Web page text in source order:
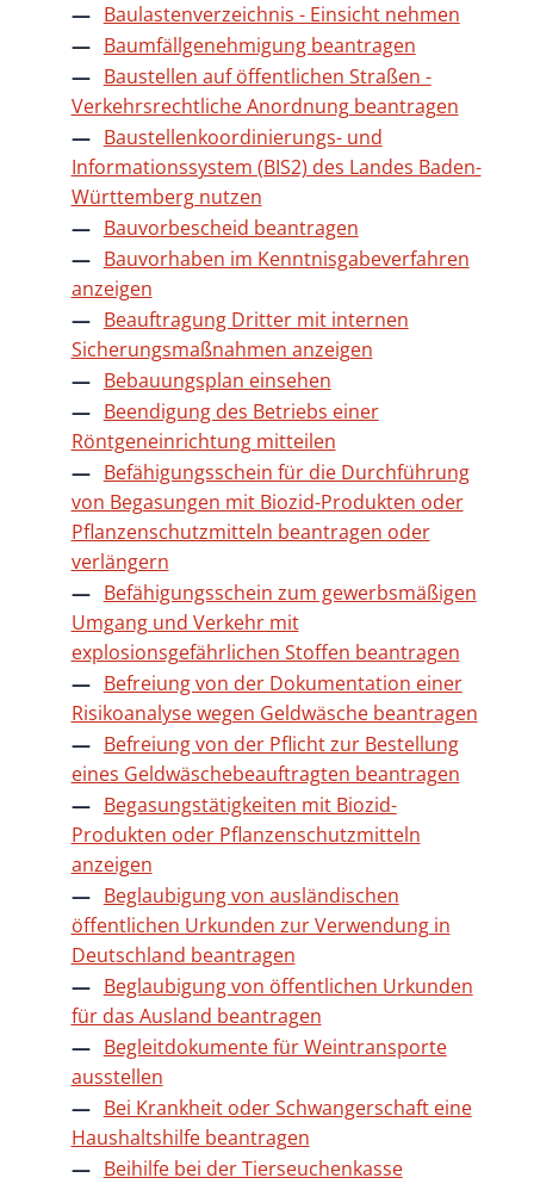
Baulastenverzeichnis - Einsicht nehmen
Baumfällgenehmigung beantragen
Baustellen auf öffentlichen Straßen -
Verkehrsrechtliche Anordnung beantragen
Baustellenkoordinierungs- und
Informationssystem (BIS2) des Landes Baden-
Württemberg nutzen
Bauvorbescheid beantragen
Bauvorhaben im Kenntnisgabeverfahren
anzeigen
Beauftragung Dritter mit internen
Sicherungsmaßnahmen anzeigen
Bebauungsplan einsehen
Beendigung des Betriebs einer
Röntgeneinrichtung mitteilen
Befähigungsschein für die Durchführung
von Begasungen mit Biozid-Produkten oder
Pflanzenschutzmitteln beantragen oder
verlängern
Befähigungsschein zum gewerbsmäßigen
Umgang und Verkehr mit
explosionsgefährlichen Stoffen beantragen
Befreiung von der Dokumentation einer
Risikoanalyse wegen Geldwäsche beantragen
Befreiung von der Pflicht zur Bestellung
eines Geldwäschebeauftragten beantragen
Begasungstätigkeiten mit Biozid-
Produkten oder Pflanzenschutzmitteln
anzeigen
Beglaubigung von ausländischen
öffentlichen Urkunden zur Verwendung in
Deutschland beantragen
Beglaubigung von öffentlichen Urkunden
für das Ausland beantragen
Begleitdokumente für Weintransporte
ausstellen
Bei Krankheit oder Schwangerschaft eine
Haushaltshilfe beantragen
Beihilfe bei der Tierseuchenkasse